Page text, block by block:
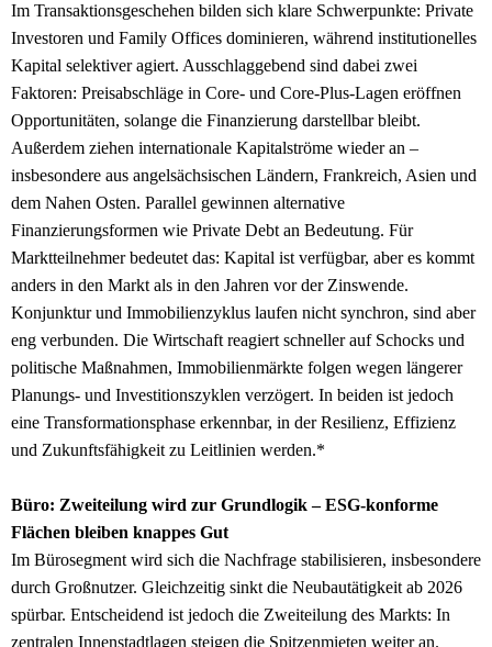
Im Transaktionsgeschehen bilden sich klare Schwerpunkte: Private
Investoren und Family Offices dominieren, während institutionelles
Kapital selektiver agiert. Ausschlaggebend sind dabei zwei
Faktoren: Preisabschläge in Core- und Core-Plus-Lagen eröffnen
Opportunitäten, solange die Finanzierung darstellbar bleibt.
Außerdem ziehen internationale Kapitalströme wieder an –
insbesondere aus angelsächsischen Ländern, Frankreich, Asien und
dem Nahen Osten. Parallel gewinnen alternative
Finanzierungsformen wie Private Debt an Bedeutung. Für
Marktteilnehmer bedeutet das: Kapital ist verfügbar, aber es kommt
anders in den Markt als in den Jahren vor der Zinswende.
Konjunktur und Immobilienzyklus laufen nicht synchron, sind aber
eng verbunden. Die Wirtschaft reagiert schneller auf Schocks und
politische Maßnahmen, Immobilienmärkte folgen wegen längerer
Planungs- und Investitionszyklen verzögert. In beiden ist jedoch
eine Transformationsphase erkennbar, in der Resilienz, Effizienz
und Zukunftsfähigkeit zu Leitlinien werden.*
Büro: Zweiteilung wird zur Grundlogik – ESG-konforme
Flächen bleiben knappes Gut
Im Bürosegment wird sich die Nachfrage stabilisieren, insbesondere
durch Großnutzer. Gleichzeitig sinkt die Neubautätigkeit ab 2026
spürbar. Entscheidend ist jedoch die Zweiteilung des Markts: In
zentralen Innenstadtlagen steigen die Spitzenmieten weiter an.